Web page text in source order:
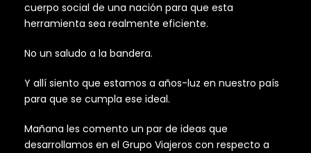
cuerpo social de una nación para que esta
herramienta sea realmente eficiente.
No un saludo a la bandera.
Y allí siento que estamos a años-luz en nuestro país
para que se cumpla ese ideal.
Mañana les comento un par de ideas que
desarrollamos en el Grupo Viajeros con respecto a